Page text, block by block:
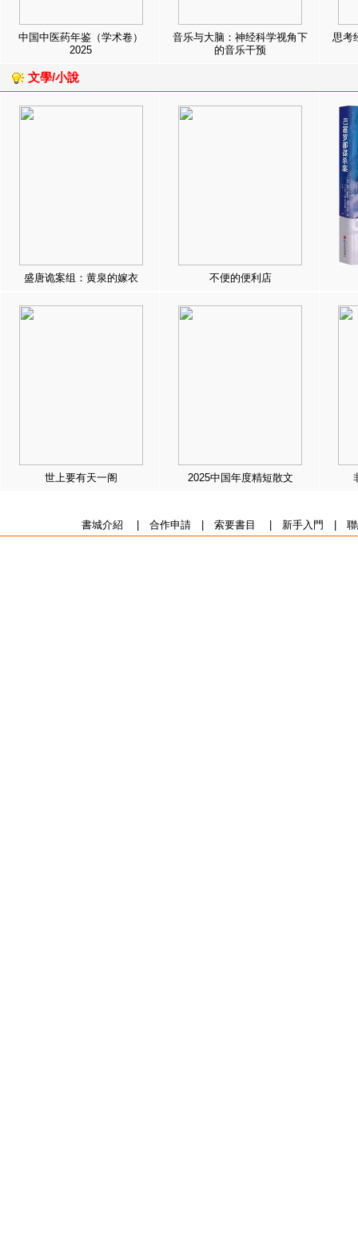
中国中医药年鉴（学术卷）
2025
音乐与大脑：神经科学视角下
的音乐干预
思考
文學/小說
盛唐诡案组：黄泉的嫁衣 不便的便利店
世上要有天一阁 2025中国年度精短散文
書城介紹 合作申請| 索要書目 新手入門